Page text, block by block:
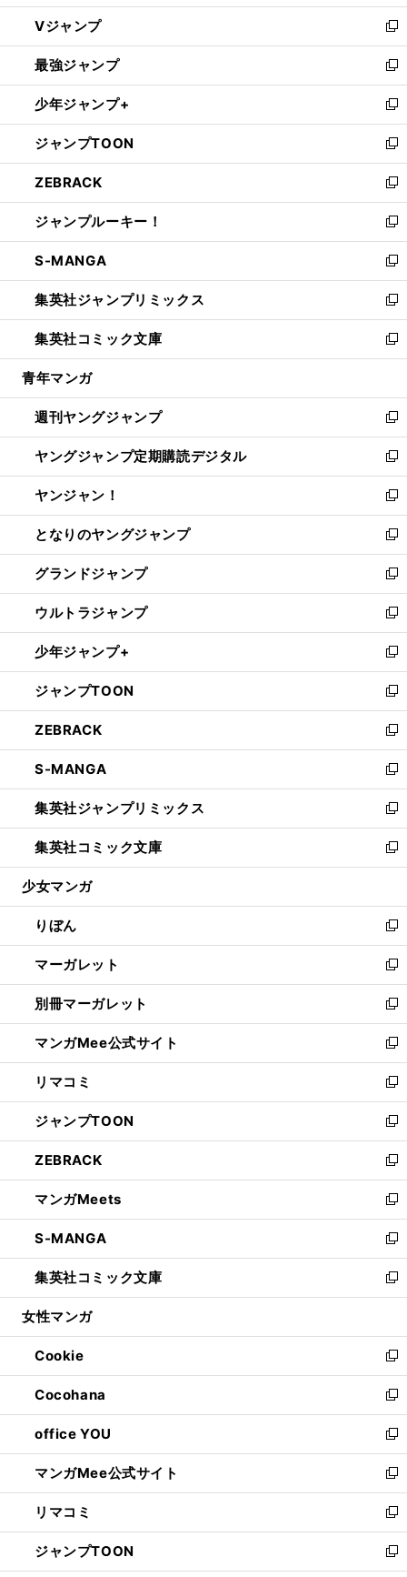
ウ
ィ
ン
ド
ウ
で
開
く
し
い
ウ
ィ
ン
ド
ウ
で
開
く
Vジャンプ
新
し
い
ウ
ィ
ン
ド
ウ
で
開
く
最強ジャンプ
新
し
い
ウ
ィ
ン
ド
ウ
で
開
く
少年ジャンプ+
新
し
い
ウ
ィ
ン
ド
ウ
で
開
く
ジャンプTOON
新
し
い
ウ
ィ
ン
ド
ウ
で
開
く
ZEBRACK
新
し
い
ウ
ィ
ン
ド
ウ
で
開
ジャンプルーキー！
新
し
い
ウ
ィ
ン
ド
ウ
開
く
S-MANGA
新
し
い
ウ
ィ
ン
ウ
で
開
く
集英社ジャンプリミックス
新
し
い
ウ
ン
ド
ウ
で
開
く
集英社コミック文庫
新
し
ウ
ィ
ン
ド
ウ
で
開
く
青年マンガ
週刊ヤングジャンプ
新
し
い
ウ
ィ
ン
ド
ウ
で
開
く
ヤングジャンプ定期購読デジタル
新
し
い
ウ
ィ
ン
ド
ウ
で
開
く
ヤンジャン！
新
し
い
ウ
ィ
ン
ド
ウ
で
開
く
となりのヤングジャンプ
新
し
い
ウ
ィ
ン
ド
ウ
で
開
く
グランドジャンプ
新
し
い
ウ
ィ
ン
ド
ウ
で
開
く
ウルトラジャンプ
新
し
い
ウ
ィ
ン
ド
ウ
で
開
く
少年ジャンプ+
新
し
い
ウ
ィ
ン
ド
ウ
で
開
く
ジャンプTOON
新
し
い
ウ
ィ
ン
ド
ウ
で
開
ZEBRACK
新
し
い
ウ
ィ
ン
ド
ウ
開
く
S-MANGA
新
し
い
ウ
ィ
ン
ウ
で
開
く
集英社ジャンプリミックス
新
し
い
ウ
ン
ド
ウ
で
開
く
集英社コミック文庫
新
し
ウ
ィ
ン
ド
ウ
で
開
く
少女マンガ
りぼん
新
し
い
ウ
ィ
ン
ド
ウ
で
開
く
マーガレット
新
し
い
ウ
ィ
ン
ド
ウ
で
開
く
別冊マーガレット
新
し
い
ウ
ィ
ン
ド
ウ
で
開
く
マンガMee公式サイト
新
し
い
ウ
ィ
ン
ド
ウ
で
開
く
リマコミ
新
し
い
ウ
ィ
ン
ド
ウ
で
開
く
ジャンプTOON
新
し
い
ウ
ィ
ン
ド
ウ
で
開
ZEBRACK
新
し
い
ウ
ィ
ン
ド
ウ
開
く
マンガMeets
新
し
い
ウ
ィ
ン
ウ
で
開
く
S-MANGA
新
し
い
ウ
ン
ド
ウ
で
開
く
集英社コミック文庫
新
し
ウ
ィ
ン
ド
ウ
で
開
く
女性マンガ
Cookie
新
し
い
ウ
ィ
ン
ド
ウ
で
開
く
Cocohana
新
し
い
ウ
ィ
ン
ド
ウ
で
開
office YOU
新
し
い
ウ
ィ
ン
ド
ウ
マンガMee公式サイト
新
し
い
ウ
ィ
ン
リマコミ
新
し
い
ウ
ジャンプTOON
新